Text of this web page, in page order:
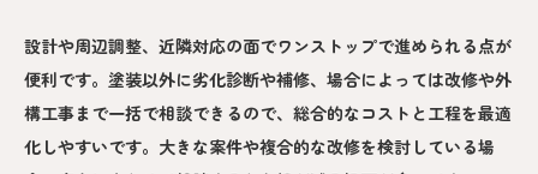
設計や周辺調整、近隣対応の面でワンストップで進められる点が
便利です。塗装以外に劣化診断や補修、場合によっては改修や外
構工事まで一括で相談できるので、総合的なコストと工程を最適
化しやすいです。大きな案件や複合的な改修を検討している場